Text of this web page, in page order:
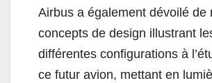
Airbus a également dévoilé de
concepts de design illustrant
différentes configurations à
ce futur avion, mettant en